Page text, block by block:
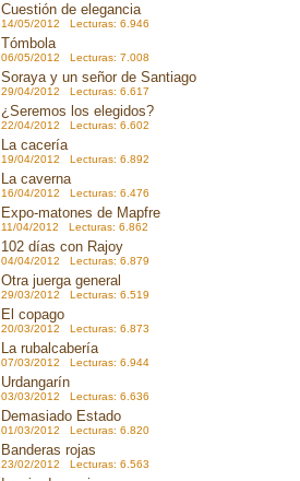
Cuestión de elegancia
14/05/2012 Lecturas: 6.946
Tómbola
06/05/2012 Lecturas: 7.008
Soraya y un señor de Santiago
29/04/2012 Lecturas: 6.617
¿Seremos los elegidos?
22/04/2012 Lecturas: 6.602
La cacería
19/04/2012 Lecturas: 6.892
La caverna
16/04/2012 Lecturas: 6.476
Expo-matones de Mapfre
11/04/2012 Lecturas: 6.862
102 días con Rajoy
04/04/2012 Lecturas: 6.879
Otra juerga general
29/03/2012 Lecturas: 6.519
El copago
20/03/2012 Lecturas: 6.873
La rubalcabería
07/03/2012 Lecturas: 6.944
Urdangarín
03/03/2012 Lecturas: 6.636
Demasiado Estado
01/03/2012 Lecturas: 6.820
Banderas rojas
23/02/2012 Lecturas: 6.563